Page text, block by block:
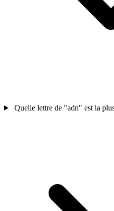
Quelle lettre de "adn" est la